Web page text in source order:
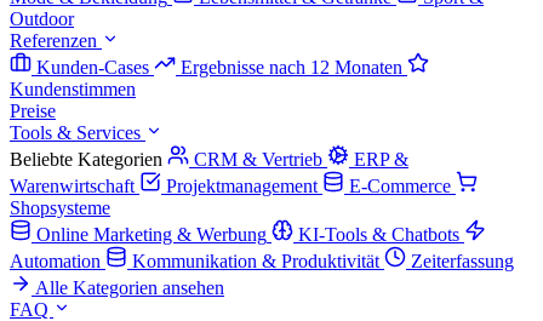
Outdoor
Referenzen
Kunden-Cases
Ergebnisse nach 12 Monaten
Kundenstimmen
Preise
Tools & Services
Beliebte Kategorien
CRM & Vertrieb
ERP &
Warenwirtschaft
Projektmanagement
E-Commerce
Shopsysteme
Online Marketing & Werbung
KI-Tools & Chatbots
Automation
Kommunikation & Produktivität
Zeiterfassung
Alle Kategorien ansehen
FAQ